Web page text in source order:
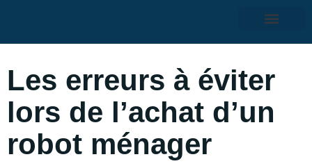
Les erreurs à éviter
lors de l’achat d’un
robot ménager